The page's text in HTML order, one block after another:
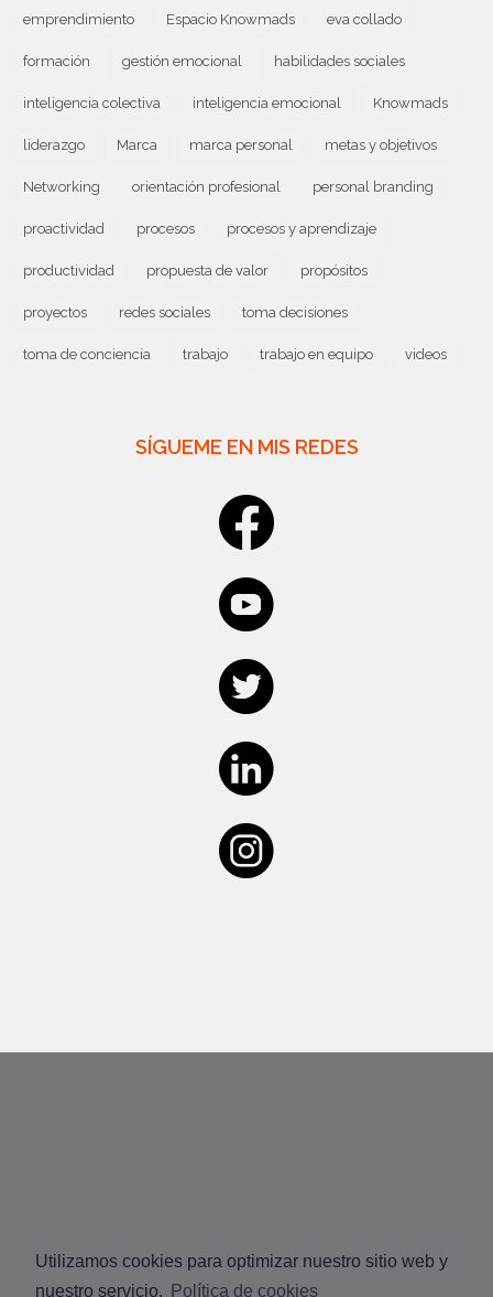
Utilizamos cookies para optimizar nuestro sitio web y
nuestro servicio.
Política de cookies
emprendimiento Espacio Knowmads eva collado
formación gestión emocional habilidades sociales
inteligencia colectiva inteligencia emocional Knowmads
liderazgo Marca marca personal metas y objetivos
Networking orientación profesional personal branding
proactividad procesos procesos y aprendizaje
productividad propuesta de valor propósitos
proyectos redes sociales toma decisiones
toma de conciencia trabajo trabajo en equipo videos
SÍGUEME EN MIS REDES